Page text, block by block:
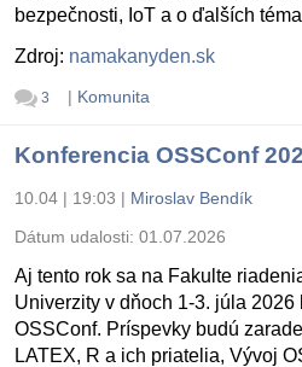
bezpečnosti, IoT a o ďalších
Zdroj: namakanyden.sk
3 | Komunita
Konferencia OSSConf
10.04 | 19:03 | Miroslav Bendík
Dátum udalosti: 01.07.2026
Aj tento rok sa na Fakulte
Univerzity v dňoch 1-3. júla
OSSConf. Príspevky budú
LATEX, R a ich priatelia, Vývoj